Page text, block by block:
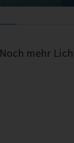
Noch mehr